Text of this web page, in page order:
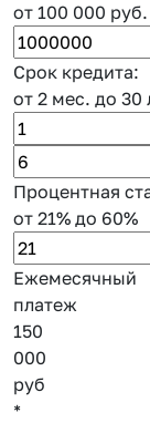
от 100 000 руб.
Срок кредита:
от 2 мес. до 30
Процентная
от 21% до 60%
Ежемесячный
платеж
150
000
руб
*